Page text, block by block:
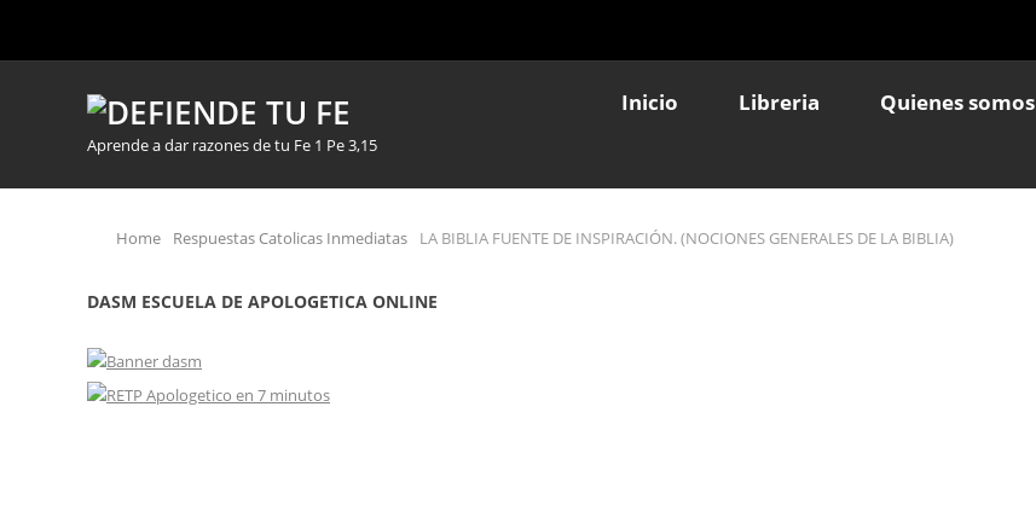
Aprende a dar razones de tu Fe 1 Pe 3,15
Inicio Libreria Quienes somos
Home Respuestas Catolicas Inmediatas LA BIBLIA FUENTE DE INSPIRACIÓN. (NOCIONES GENERALES DE LA BIBLIA)
DASM ESCUELA DE APOLOGETICA ONLINE